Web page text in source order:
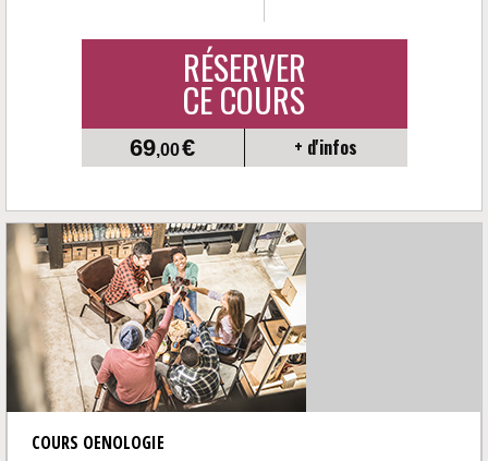
RÉSERVER
CE COURS
69,00€ + d'infos
COURS OENOLOGIE